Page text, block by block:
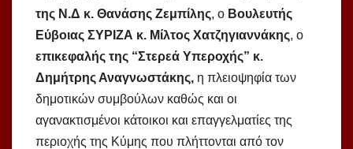
της Ν.Δ κ. Θανάσης Ζεμπίλης, ο Βουλευτής
Εύβοιας ΣΥΡΙΖΑ κ. Μίλτος Χατζηγιαννάκης, ο
επικεφαλής της “Στερεά Υπεροχής” κ.
Δημήτρης Αναγνωστάκης, η πλειοψηφία των
δημοτικών συμβούλων καθώς και οι
αγανακτισμένοι κάτοικοι και επαγγελματίες της
περιοχής της Κύμης που πλήττονται από τον